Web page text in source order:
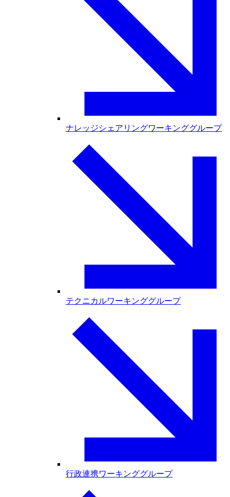
ナレッジシェアリングワーキンググループ
テクニカルワーキンググループ
行政連携ワーキンググループ